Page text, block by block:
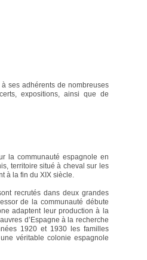
ses adhérents de nombreuses
expositions, ainsi que de
la communauté espagnole en
territoire situé à cheval sur les
à la fin du XIX siècle.
recrutés dans deux grandes
de la communauté débute
adaptent leur production à la
d’Espagne à la recherche
1920 et 1930 les familles
véritable colonie espagnole